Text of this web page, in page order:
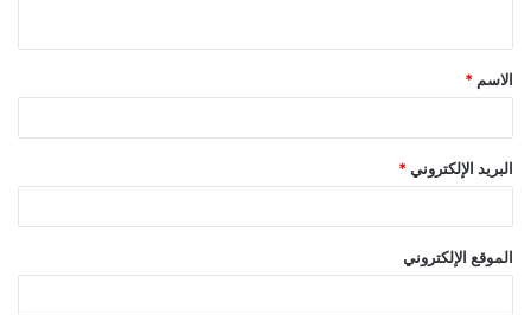
الاسم*
البريد الإلكتروني*
الموقع الإلكتروني